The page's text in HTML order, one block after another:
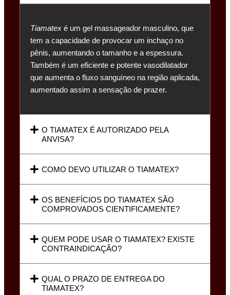
Tiamatex é um gel massageador masculino, que
tem a capacidade de provocar um inchaço no
pênis, aumentando o tamanho e a espessura.
Também é um eficiente e potente vasodilatador
que aumenta o fluxo sanguíneo na região aplicada,
aumentado assim a sensação de prazer.
O TIAMATEX É AUTORIZADO PELA
ANVISA?
COMO DEVO UTILIZAR O TIAMATEX?
OS BENEFÍCIOS DO TIAMATEX SÃO
COMPROVADOS CIENTIFICAMENTE?
QUEM PODE USAR O TIAMATEX? EXISTE
CONTRAINDICAÇÃO?
QUAL O PRAZO DE ENTREGA DO
TIAMATEX?